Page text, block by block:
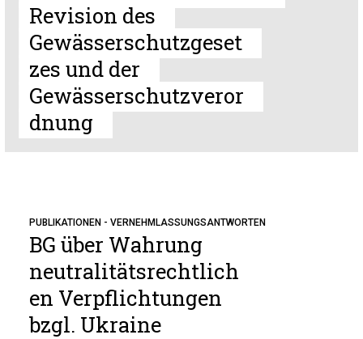
Revision des
Gewässerschutzgeset
zes und der
Gewässerschutzveror
dnung
PUBLIKATIONEN - VERNEHMLASSUNGSANTWORTEN
BG über Wahrung
neutralitätsrechtlich
en Verpflichtungen
bzgl. Ukraine